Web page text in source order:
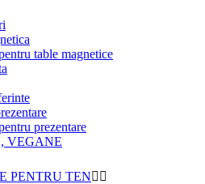
table magnetice
prezentare
VEGANE
PENTRU TEN 